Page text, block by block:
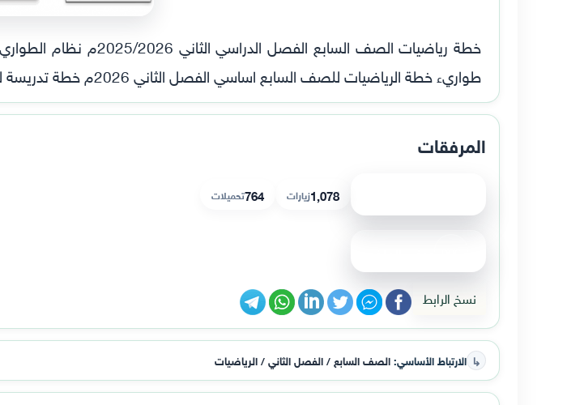
طواريء خطة الرياضيات للصف السابع اساسي الفصل الثاني 2026م خطة تدريسة لمادة الرياضيات وورد + pdf
المرفقات
1,078زيارات 764تحميلات
نسخ الرابط
↳ الارتباط الأساسي:الصف السابع / الفصل الثاني / الرياضيات